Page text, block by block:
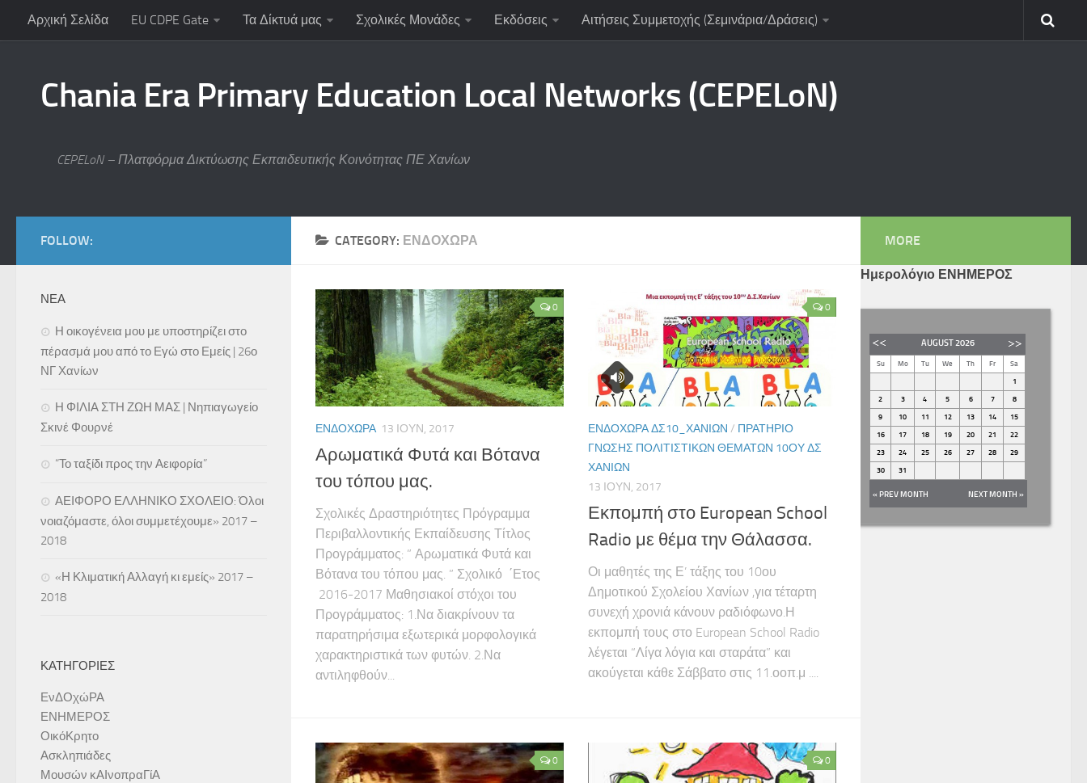
Αρχική Σελίδα EU CDPE Gate Τα Δίκτυά μας Σχολικές Μονάδες Εκδόσεις Αιτήσεις Συμμετοχής (Σεμινάρια/Δράσεις)
Chania Era Primary Education Local Networks (CEPELoN)
CEPELoN – Πλατφόρμα Δικτύωσης Εκπαιδευτικής Κοινότητας ΠΕ Χανίων
CATEGORY: ΕΝΔΟΧΏΡΑ
0
ΕΝΔΟΧΏΡΑ 13 ΙΟΥΝ, 2017
Αρωματικά Φυτά και Βότανα
του τόπου μας.
Σχολικές Δραστηριότητες Πρόγραμμα
Περιβαλλοντικής Εκπαίδευσης Τίτλος
Προγράμματος: ” Αρωματικά Φυτά και
Βότανα του τόπου μας. ” Σχολικό ΄Ετος
2016-2017 Μαθησιακοί στόχοι του
Προγράμματος: 1.Να διακρίνουν τα
παρατηρήσιμα εξωτερικά μορφολογικά
χαρακτηριστικά των φυτών. 2.Να
αντιληφθούν...
0
ΕΝΔΟΧΏΡΑ ΔΣ10_ΧΑΝΊΩΝ / ΠΡΑΤΉΡΙΟ
ΓΝΏΣΗΣ ΠΟΛΙΤΙΣΤΙΚΏΝ ΘΕΜΆΤΩΝ 10ΟΥ ΔΣ
ΧΑΝΊΩΝ
13 ΙΟΥΝ, 2017
Εκπομπή στο European School
Radio με θέμα την Θάλασσα.
Οι μαθητές της Ε’ τάξης του 10ου
Δημοτικού Σχολείου Χανίων ,για τέταρτη
συνεχή χρονιά κάνουν ραδιόφωνο.Η
εκπομπή τους στο European School Radio
λέγεται “Λίγα λόγια και σταράτα” και
ακούγεται κάθε Σάββατο στις 11.οοπ.μ ....
0 0
FOLLOW:
ΝΕΑ
Η οικογένεια μου με υποστηρίζει στο
πέρασμά μου από το Εγώ στο Εμείς | 26ο
ΝΓ Χανίων
Η ΦΙΛΙΑ ΣΤΗ ΖΩΗ ΜΑΣ | Νηπιαγωγείο
Σκινέ Φουρνέ
“Το ταξίδι προς την Αειφορία”
ΑΕΙΦΟΡΟ ΕΛΛΗΝΙΚΟ ΣΧΟΛΕΙΟ: Όλοι
νοιαζόμαστε, όλοι συμμετέχουμε» 2017 –
2018
«Η Κλιματική Αλλαγή κι εμείς» 2017 –
2018
ΚΑΤΗΓΟΡΊΕΣ
ΕνΔΟχώΡΑ
ΕΝΗΜΕΡΟΣ
ΟικόΚρητο
Ασκληπιάδες
Μουσών κΑΙνοπραΓίΑ
MORE
Ημερολόγιο ΕΝΗΜΕΡΟΣ
AUGUST2026
Su Mo Tu We Th Fr Sa
1
2 3 4 5 6 7 8
9 10 11 12 13 14 15
16 17 18 19 20 21 22
23 24 25 26 27 28 29
30 31
« PREV MONTH NEXT MONTH »